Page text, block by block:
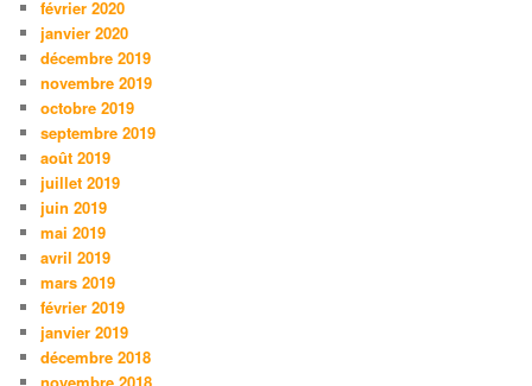
février 2020
janvier 2020
décembre 2019
novembre 2019
octobre 2019
septembre 2019
août 2019
juillet 2019
juin 2019
mai 2019
avril 2019
mars 2019
février 2019
janvier 2019
décembre 2018